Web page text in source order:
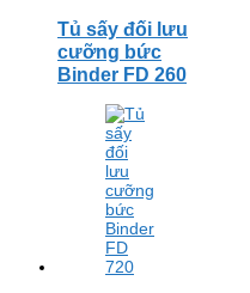
Tủ sấy đối lưu
cưỡng bức
Binder FD 260